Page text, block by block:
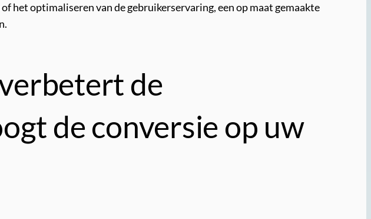
het optimaliseren van de gebruikerservaring, een op maat gemaakte
de
de conversie op uw